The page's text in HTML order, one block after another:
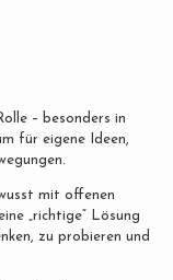
– besonders in
für eigene Ideen,
mit offenen
„richtige“ Lösung
zu probieren und